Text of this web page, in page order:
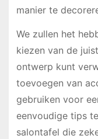
manier te
We zullen het
kiezen van de
ontwerp kunt
toevoegen van
gebruiken voor
eenvoudige tips
salontafel die